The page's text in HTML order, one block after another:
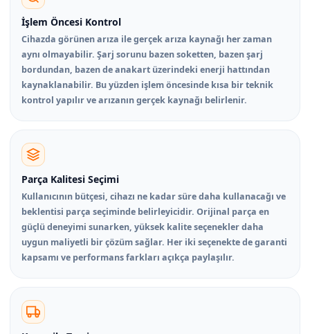
İşlem Öncesi Kontrol
Cihazda görünen arıza ile gerçek arıza kaynağı her zaman
aynı olmayabilir. Şarj sorunu bazen soketten, bazen şarj
bordundan, bazen de anakart üzerindeki enerji hattından
kaynaklanabilir. Bu yüzden işlem öncesinde kısa bir teknik
kontrol yapılır ve arızanın gerçek kaynağı belirlenir.
Parça Kalitesi Seçimi
Kullanıcının bütçesi, cihazı ne kadar süre daha kullanacağı ve
beklentisi parça seçiminde belirleyicidir. Orijinal parça en
güçlü deneyimi sunarken, yüksek kalite seçenekler daha
uygun maliyetli bir çözüm sağlar. Her iki seçenekte de garanti
kapsamı ve performans farkları açıkça paylaşılır.